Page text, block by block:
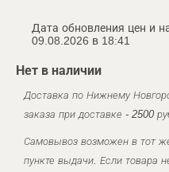
Дата обновления цен и
09.08.2026 в 18:41
Нет в наличии
Доставка по Нижнему
заказа при доставке - 2500
Самовывоз возможен в тот
пункте выдачи. Если товара